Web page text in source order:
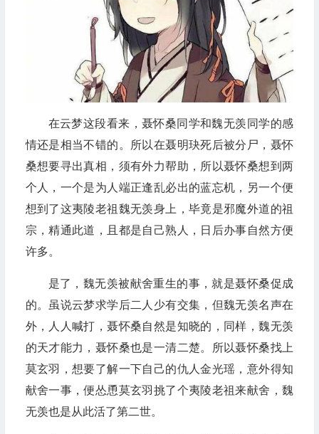
在云梦这段看来，聂怀桑同学和魏无羡同学的感
情还是相当不错的。所以在聂明玦死后被分尸，聂怀
桑想要寻出真相，须有外力帮助，所以聂怀桑想到两
个人，一个是为人端正逢乱必出的蓝忘机，另一个便
想到了这夷陵老祖魏无羡身上，毕竟是邪魔外道的祖
宗，精通此道，且都是自己熟人，日后办事自然方便
许多。
是了，魏无羡被献舍重生的事，就是聂怀桑促成
的。虽说云梦求学后二人少有交集，但魏无羡名声在
外，人人喊打，聂怀桑自然是知晓的，同样，魏无羡
的天才能力，聂怀桑也是一清二楚。所以聂怀桑找上
莫玄羽，想要了解一下自己的仇人金光瑶，意外得知
献舍一事，便怂恿莫玄羽挑了个夷陵老祖来献舍，魏
无羡也是从此活了第二世。